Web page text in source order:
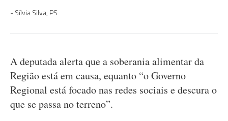
Sílvia Silva, PS
A deputada alerta que a soberania alimentar da
Região está em causa, equanto “o Governo
Regional está focado nas redes sociais e descura o
que se passa no terreno”.